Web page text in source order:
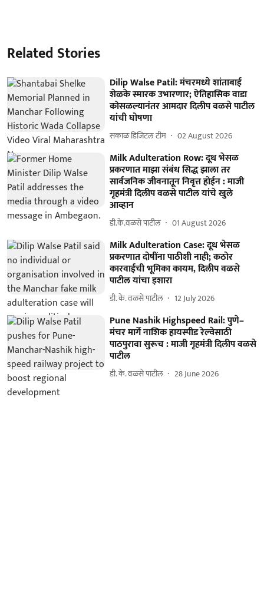
Related Stories
Dilip Walse Patil: मंचरमध्ये शांताबाई
शेळके स्मारक उभारणार; ऐतिहासिक वाडा
कोसळल्यानंतर आमदार दिलीप वळसे पाटील
यांची घोषणा
सकाळ डिजिटल टीम 02 August 2026
Milk Adulteration Row: दूध भेसळ
प्रकरणात माझा संबंध सिद्ध झाला तर
सार्वजनिक जीवनातून निवृत्त होईन : माजी
गृहमंत्री दिलीप वळसे पाटील यांचे खुले
आव्हान
डी.के.वळसे पाटील 01 August 2026
Milk Adulteration Case: दूध भेसळ
प्रकरणात दोषींना पाठीशी नाही; कठोर
कारवाईची भूमिका कायम, दिलीप वळसे
पाटील यांचा इशारा
डी. के. वळसे पाटील 12 July 2026
Pune Nashik Highspeed Rail: पुणे–
मंचर मार्गे नाशिक हायस्पीड रेल्वेसाठी
पाठपुरावा सुरूच : माजी गृहमंत्री दिलीप वळसे
पाटील
डी. के. वळसे पाटील 28 June 2026